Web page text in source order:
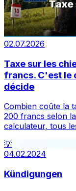
02.07.2026
Taxe sur les
francs. C'est le
décide
Combien coûte la
200 francs selon
calculateur, tous
💡
04.02.2024
Kündigungen